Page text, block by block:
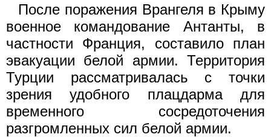
После поражения Врангеля в Крыму
военное командование Антанты, в
частности Франция, составило план
эвакуации белой армии. Территория
Турции рассматривалась с точки
зрения удобного плацдарма для
временного сосредоточения
разгромленных сил белой армии.